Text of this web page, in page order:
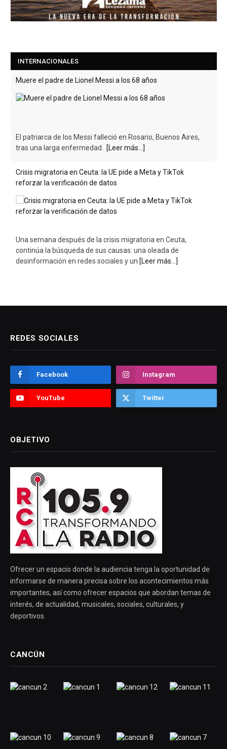
INTERNACIONALES
Muere el padre de Lionel Messi a los 68 años
El patriarca de los Messi falleció en Rosario, Buenos Aires,
tras una larga enfermedad.
[Leer más...]
Crisis migratoria en Ceuta: la UE pide a Meta y TikTok
reforzar la verificación de datos
Una semana después de la crisis migratoria en Ceuta,
continúa la búsqueda de sus causas: una oleada de
desinformación en redes sociales y un [Leer más...]
REDES SOCIALES
Facebook Instagram
YouTube Twitter
OBJETIVO
Ofrecer un espacio donde la audiencia tenga la oportunidad de
informarse de manera precisa sobre los acontecimientos más
importantes, así como ofrecer espacios que abordan temas de
interés, de actualidad, musicales, sociales, culturales, y
deportivos.
CANCÚN